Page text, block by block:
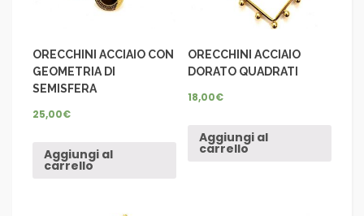
ORECCHINI ACCIAIO CON
GEOMETRIA DI
SEMISFERA
25,00€
Aggiungi al
carrello
ORECCHINI ACCIAIO
DORATO QUADRATI
18,00€
Aggiungi al
carrello